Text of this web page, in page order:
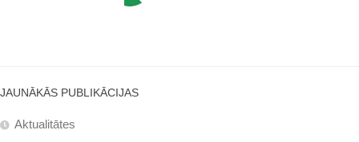
JAUNĀKĀS PUBLIKĀCIJAS
Aktualitātes